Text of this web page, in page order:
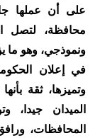
على أن عملها
محافظة، لتصل
ونموذجي، وهو ما
في إعلان
وتميزها، ثقة
الميدان جيدا،
المحافظات،